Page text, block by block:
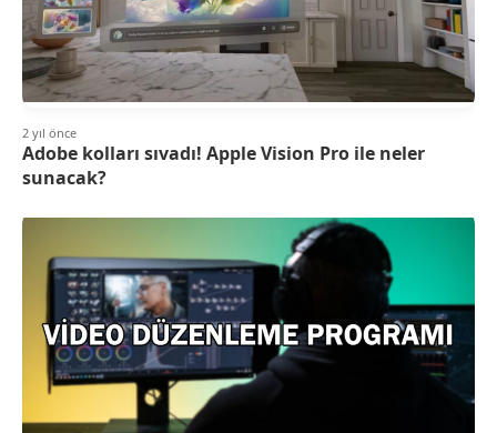
2 yıl önce
Adobe kolları sıvadı! Apple Vision Pro ile neler
sunacak?